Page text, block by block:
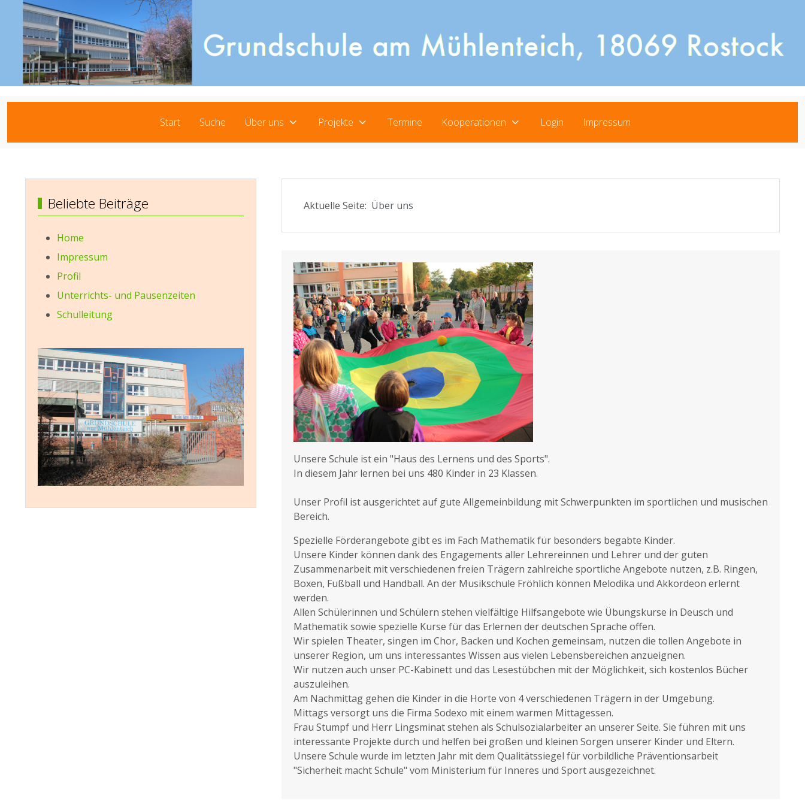
Start Suche Über uns Projekte Termine Kooperationen Login Impressum
Beliebte Beiträge
Home
Impressum
Profil
Unterrichts- und Pausenzeiten
Schulleitung
Aktuelle Seite: Über uns
Unsere Schule ist ein "Haus des Lernens und des Sports".
In diesem Jahr lernen bei uns 480 Kinder in 23 Klassen.
Unser Profil ist ausgerichtet auf gute Allgemeinbildung mit Schwerpunkten im sportlichen und musischen
Bereich.
Spezielle Förderangebote gibt es im Fach Mathematik für besonders begabte Kinder.
Unsere Kinder können dank des Engagements aller Lehrereinnen und Lehrer und der guten
Zusammenarbeit mit verschiedenen freien Trägern zahlreiche sportliche Angebote nutzen, z.B. Ringen,
Boxen, Fußball und Handball. An der Musikschule Fröhlich können Melodika und Akkordeon erlernt
werden.
Allen Schülerinnen und Schülern stehen vielfältige Hilfsangebote wie Übungskurse in Deusch und
Mathematik sowie spezielle Kurse für das Erlernen der deutschen Sprache offen.
Wir spielen Theater, singen im Chor, Backen und Kochen gemeinsam, nutzen die tollen Angebote in
unserer Region, um uns interessantes Wissen aus vielen Lebensbereichen anzueignen.
Wir nutzen auch unser PC-Kabinett und das Lesestübchen mit der Möglichkeit, sich kostenlos Bücher
auszuleihen.
Am Nachmittag gehen die Kinder in die Horte von 4 verschiedenen Trägern in der Umgebung.
Mittags versorgt uns die Firma Sodexo mit einem warmen Mittagessen.
Frau Stumpf und Herr Lingsminat stehen als Schulsozialarbeiter an unserer Seite. Sie führen mit uns
interessante Projekte durch und helfen bei großen und kleinen Sorgen unserer Kinder und Eltern.
Unsere Schule wurde im letzten Jahr mit dem Qualitätssiegel für vorbildliche Präventionsarbeit
"Sicherheit macht Schule" vom Ministerium für Inneres und Sport ausgezeichnet.